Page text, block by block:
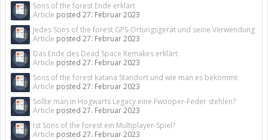
Sons of the forest Ende erklärt
Article posted 27. Februar 2023
Jedes Sons of the forest GPS-Ortungsgerät und seine Verwendung
Article posted 27. Februar 2023
Das Ende des Dead Space Remakes erklärt
Article posted 27. Februar 2023
Sons of the forest katana Standort und wie man es bekommt
Article posted 27. Februar 2023
Sollte man in Hogwarts Legacy eine Fwooper-Feder stehlen?
Article posted 27. Februar 2023
Ist Sons of the forest ein Multiplayer-Spiel?
Article posted 27. Februar 2023